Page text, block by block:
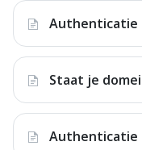
Authenticatie
Staat je
Authenticatie